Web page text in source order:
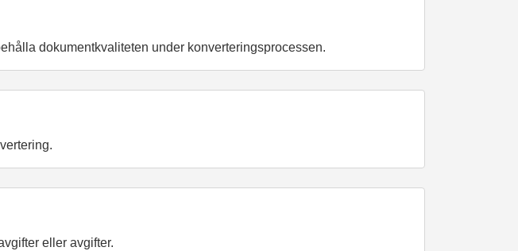
dokumentkvaliteten under konverteringsprocessen.
eller avgifter.